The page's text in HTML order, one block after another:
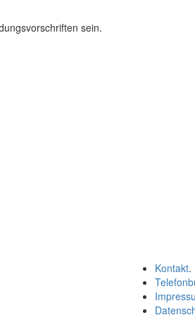
sein.
Kontakt.